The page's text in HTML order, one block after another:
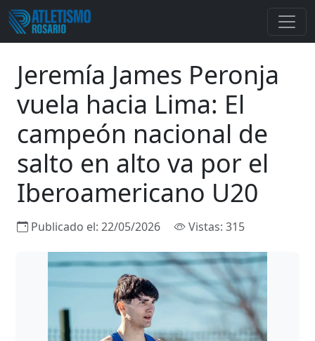
Jeremía James Peronja
vuela hacia Lima: El
campeón nacional de
salto en alto va por el
Iberoamericano U20
Publicado el: 22/05/2026 Vistas: 315